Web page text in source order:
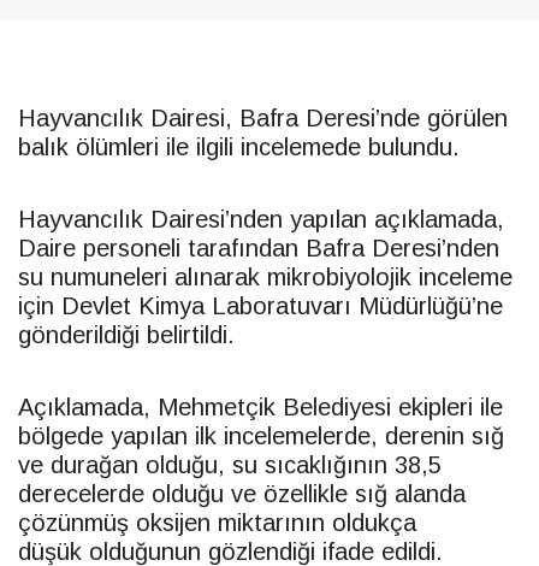
Hayvancılık Dairesi, Bafra Deresi’nde görülen
balık ölümleri ile ilgili incelemede bulundu.
Hayvancılık Dairesi’nden yapılan açıklamada,
Daire personeli tarafından Bafra Deresi’nden
su numuneleri alınarak mikrobiyolojik inceleme
için Devlet Kimya Laboratuvarı Müdürlüğü’ne
gönderildiği belirtildi.
Açıklamada, Mehmetçik Belediyesi ekipleri ile
bölgede yapılan ilk incelemelerde, derenin sığ
ve durağan olduğu, su sıcaklığının 38,5
derecelerde olduğu ve özellikle sığ alanda
çözünmüş oksijen miktarının oldukça
düşük olduğunun gözlendiği ifade edildi.